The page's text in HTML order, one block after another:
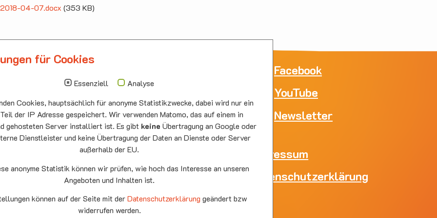
04-07.docx (353 KB)
Hallbergmoos
Hallbergmoos
0811/98709
0811/9598823
eG
Sonntag
Auferstehungskirc
he Neufahrn
Montag
15.00 - 17.00
10.08
Neufahrn
Mittwoch
20.00 Offenes
Facebook
YouTube
Newsletter
Impressum
Datenschutzerklärung
für Cookies
Essenziell
Analyse
Cookies, hauptsächlich für anonyme Statistikzwecke, dabei wird nur ein
der IP Adresse gespeichert. Wir verwenden Matomo, das auf einem in
gehosteten Server installiert ist. Es gibt keine Übertragung an Google oder
Dienstleister und keine Übertragung der Daten an Dienste oder Server
außerhalb der EU.
anonyme Statistik können wir prüfen, wie hoch das Interesse an unseren
Angeboten und Inhalten ist.
können auf der Seite mit derDatenschutzerklärung geändert bzw
widerrufen werden.